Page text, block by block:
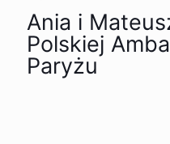
Ania i
Polskiej
Paryżu